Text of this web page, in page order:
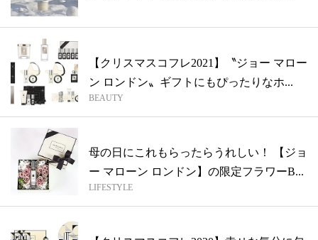
【クリスマスコフレ2021】〝ジョー マロー
ン ロンドン〟ギフトにもぴったりなホ...
BEAUTY
母の日にこれもらったらうれしい！ 【ジョ
ー マローン ロンドン】の限定フラワーB...
LIFESTYLE